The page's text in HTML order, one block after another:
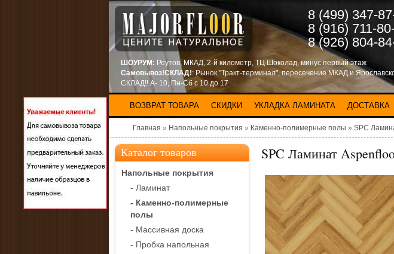
8 (499) 347-
8 (916) 711-
8 (926) 804-
ШОУРУМ: Реутов, МКАД, 2-й километр, ТЦ Шоколад, минус первый этаж
Самовывоз!СКЛАД!: Рынок "Тракт-терминал", пересечение МКАД и
СКЛАД!! А- 10, Пн-Сб с 10 до 17
ВОЗВРАТ ТОВАРА СКИДКИ УКЛАДКА ЛАМИНАТА ДОСТАВКА
Главная » Напольные покрытия » Каменно-полимерные полы » SPC
Каталог товаров
Напольные покрытия
- Ламинат
- Каменно-полимерные
полы
- Массивная доска
- Пробка напольная
SPC Ламинат